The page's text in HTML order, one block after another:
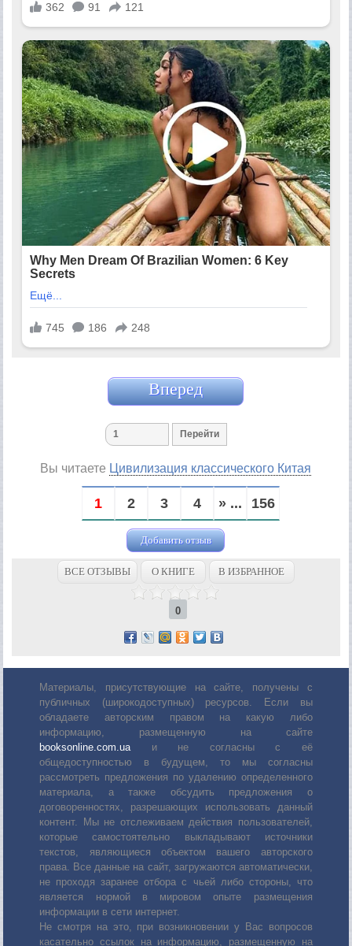
Вперед
Вы читаете Цивилизация классического Китая
1 2 3 4 » ... 156
Добавить отзыв
ВСЕ ОТЗЫВЫ О КНИГЕ В ИЗБРАННОЕ
0
Материалы, присутствующие на сайте, получены с
публичных (широкодоступных) ресурсов. Если вы
обладаете авторским правом на какую либо
информацию, размещенную на сайте
booksonline.com.ua и не согласны с её
общедоступностью в будущем, то мы согласны
рассмотреть предложения по удалению определенного
материала, а также обсудить предложения о
договоренностях, разрешающих использовать данный
контент. Мы не отслеживаем действия пользователей,
которые самостоятельно выкладывают источники
текстов, являющиеся объектом вашего авторского
права. Все данные на сайт, загружаются автоматически,
не проходя заранее отбора с чьей либо стороны, что
является нормой в мировом опыте размещения
информации в сети интернет.
Не смотря на это, при возникновении у Вас вопросов
касательно ссылок на информацию, размещенную на